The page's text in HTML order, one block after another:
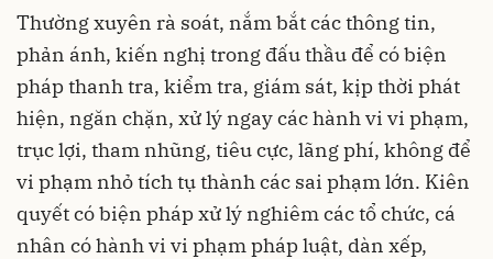
Thường xuyên rà soát, nắm bắt các thông tin,
phản ánh, kiến nghị trong đấu thầu để có biện
pháp thanh tra, kiểm tra, giám sát, kịp thời phát
hiện, ngăn chặn, xử lý ngay các hành vi vi phạm,
trục lợi, tham nhũng, tiêu cực, lãng phí, không để
vi phạm nhỏ tích tụ thành các sai phạm lớn. Kiên
quyết có biện pháp xử lý nghiêm các tổ chức, cá
nhân có hành vi vi phạm pháp luật, dàn xếp,